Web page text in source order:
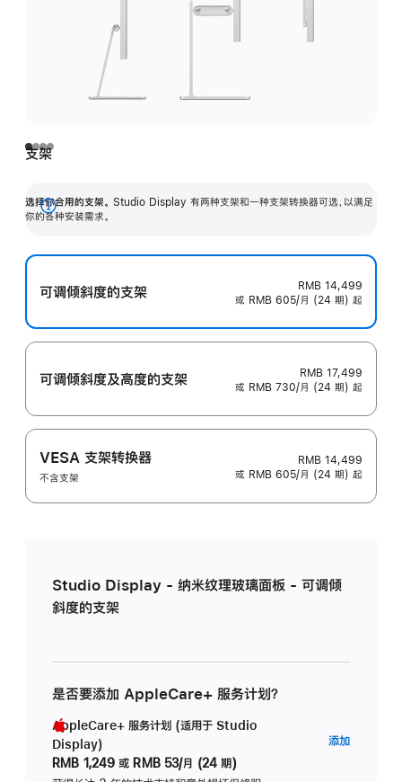
支架
选择你合用的支架。 Studio Display 有两种支架和一种支架转换器可选，以满足
你的各种安装需求。
展
可调倾斜度的支架
RMB 14,499
或 RMB 605/月 (24 期) 起
可调倾斜度及高‍度的支‍架
RMB 17,499
或 RMB 730/月 (24 期) 起
VESA 支架转换器
不含支架
RMB 14,499
或 RMB 605/月 (24 期) 起
Studio Display - 纳米纹理玻璃面板 - 可调倾
斜度的支架
是否要添加 AppleCare+ 服务计划？
AppleCare+ 服务计划 (适用于 Studio
Display)
RMB 1,249 或 RMB 53/月 (24 期)
添加